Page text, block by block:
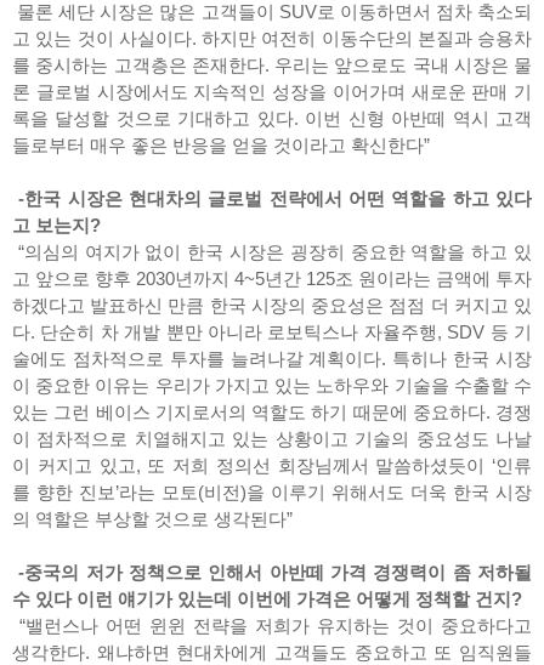
물론 세단 시장은 많은 고객들이 SUV로 이동하면서 점차 축소되
고 있는 것이 사실이다. 하지만 여전히 이동수단의 본질과 승용차
를 중시하는 고객층은 존재한다. 우리는 앞으로도 국내 시장은 물
론 글로벌 시장에서도 지속적인 성장을 이어가며 새로운 판매 기
록을 달성할 것으로 기대하고 있다. 이번 신형 아반떼 역시 고객
들로부터 매우 좋은 반응을 얻을 것이라고 확신한다”
-한국 시장은 현대차의 글로벌 전략에서 어떤 역할을 하고 있다
고 보는지?
“의심의 여지가 없이 한국 시장은 굉장히 중요한 역할을 하고 있
고 앞으로 향후 2030년까지 4~5년간 125조 원이라는 금액에 투자
하겠다고 발표하신 만큼 한국 시장의 중요성은 점점 더 커지고 있
다. 단순히 차 개발 뿐만 아니라 로보틱스나 자율주행, SDV 등 기
술에도 점차적으로 투자를 늘려나갈 계획이다. 특히나 한국 시장
이 중요한 이유는 우리가 가지고 있는 노하우와 기술을 수출할 수
있는 그런 베이스 기지로서의 역할도 하기 때문에 중요하다. 경쟁
이 점차적으로 치열해지고 있는 상황이고 기술의 중요성도 나날
이 커지고 있고, 또 저희 정의선 회장님께서 말씀하셨듯이 ‘인류
를 향한 진보’라는 모토(비전)을 이루기 위해서도 더욱 한국 시장
의 역할은 부상할 것으로 생각된다”
-중국의 저가 정책으로 인해서 아반떼 가격 경쟁력이 좀 저하될
수 있다 이런 얘기가 있는데 이번에 가격은 어떻게 정책할 건지?
“밸런스나 어떤 윈윈 전략을 저희가 유지하는 것이 중요하다고
생각한다. 왜냐하면 현대차에게 고객들도 중요하고 또 임직원들